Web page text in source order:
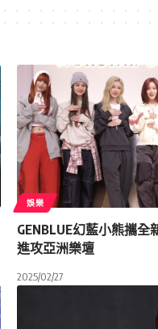
娛樂
GENBLUE幻藍小熊攜全
進攻亞洲樂壇
2025/02/27